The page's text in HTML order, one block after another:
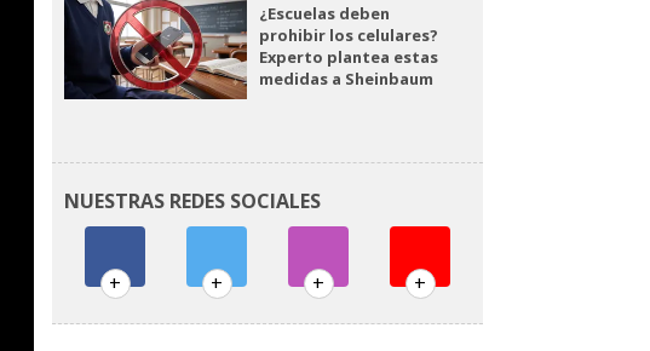
¿Escuelas deben
prohibir los celulares?
Experto plantea estas
medidas a Sheinbaum
NUESTRAS REDES SOCIALES
+ + + +